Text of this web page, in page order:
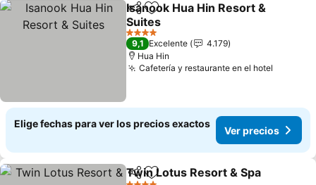
CompartirAgregar a favoritos
Isanook Hua Hin Resort &
Suites
Ver precios
4 Estrellas
9,1 Excelente
4.179
Hua Hin
Cafetería y restaurante en el hotel
Elige fechas para ver los precios exactos
Ver precios
Compartir
Agregar a favoritos
Twin Lotus Resort & Spa